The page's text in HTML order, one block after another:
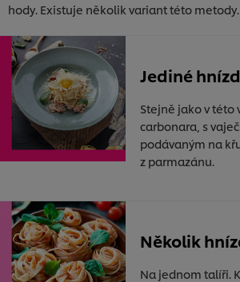
hody. Existuje několik variant této metody.
Jediné
Stejně jako v této
carbonara, s
podávaným na
z parmazánu.
Několik
Na jednom talíři.
Používáme soubory cookies (a
abychom mohli zlepšovat Vaše
webem. Soubory cookies Vám